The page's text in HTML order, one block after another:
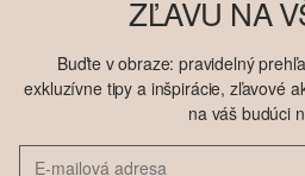
ZĽAVU NA
Buďte v obraze: pravidelný
exkluzívne tipy a inšpirácie, zľavové
na váš budúci